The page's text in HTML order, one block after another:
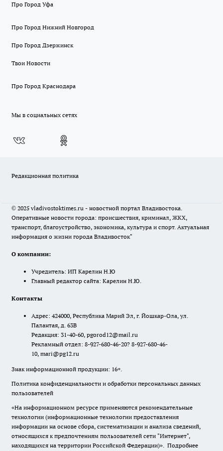
Про Город Уфа
Про Город Нижний Новгород
Про Город Дзержинск
Твои Новости
Про Город Краснодара
Мы в социальных сетях
Редакционная политика
© 2025 vladivostoktimes.ru - новостной портал Владивостока.
Оперативные новости города: происшествия, криминал, ЖКХ,
транспорт, благоустройство, экономика, культура и спорт. Актуальная
информация о жизни города Владивосток"
О компании:
Учредитель: ИП Карелин Н.Ю
Главный редактор сайта: Карелин Н.Ю.
Контакты
Адрес: 424000, Республика Марий Эл, г. Йошкар-Ола, ул.
Палантая, д. 63В
Редакция: 31-40-60, pgorod12@mail.ru
Рекламный отдел: 8-927-680-46-20? 8-927-680-46-
10, mari@pg12.ru
Знак информационной продукции: 16+.
Политика конфиденциальности и обработки персональных данных
пользователей
«На информационном ресурсе применяются рекомендательные
технологии (информационные технологии предоставления
информации на основе сбора, систематизации и анализа сведений,
относящихся к предпочтениям пользователей сети "Интернет",
находящихся на территории Российской Федерации)». Подробнее